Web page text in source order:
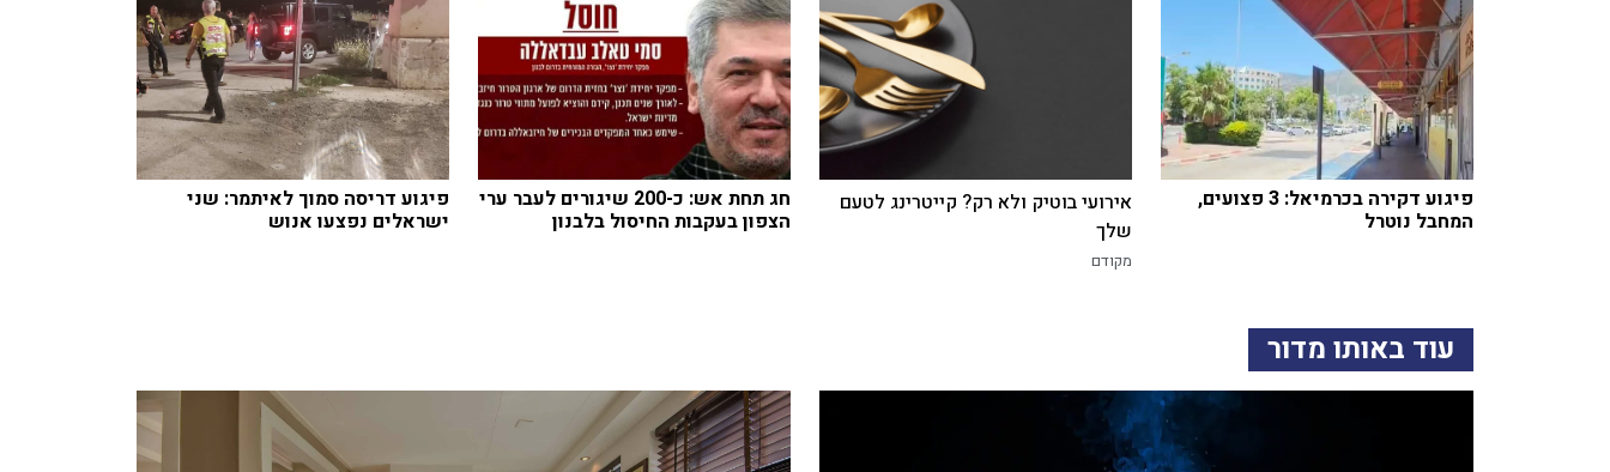
פיגוע דקירה בכרמיאל: 3 פצועים,
המחבל נוטרל
אירועי בוטיק ולא רק? קייטרינג לטעם
שלך
מקודם
חג תחת אש: כ-200 שיגורים לעבר ערי
הצפון בעקבות החיסול בלבנון
פיגוע דריסה סמוך לאיתמר: שני
ישראלים נפצעו אנוש
עוד באותו מדור